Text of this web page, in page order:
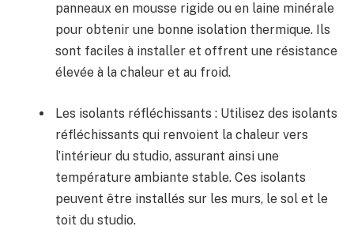
panneaux en mousse ‌rigide ou en laine minérale
pour obtenir⁢ une bonne isolation thermique. ⁤Ils
sont ⁣faciles à installer ⁤et‌ offrent une résistance
élevée ⁣à la chaleur ​et au froid.
Les isolants ⁣réfléchissants : Utilisez‍ des isolants​
réfléchissants qui renvoient la chaleur vers
l’intérieur du studio, assurant ainsi une‍
température⁢ ambiante stable. Ces isolants
peuvent ⁤être installés​ sur les murs, le sol et le
toit ‍du studio.